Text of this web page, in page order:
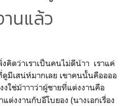
นแล้ว
คิดว่าเราเป็นคนไม่ดีน้าา เราแค่
มีเสน่ห์มากเลย เขาคนนั้นคืออออ
งใช่ม้าาาว่าผู้ชายที่แต่งงานคือ
ต่งงานกับอีโบยอง (นางเอกเรื่อง